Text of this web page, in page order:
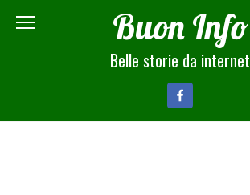
Buon Info
Belle storie da internet